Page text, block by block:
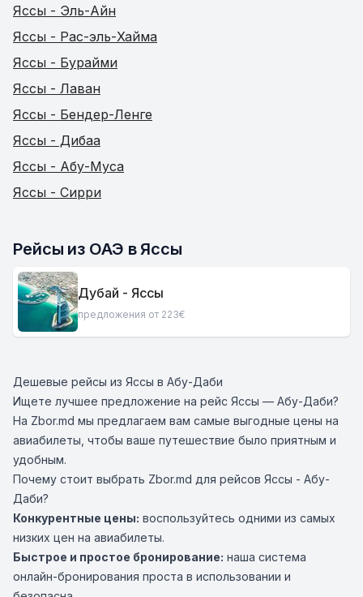
Яссы - Эль-Айн
Яссы - Рас-эль-Хайма
Яссы - Бурайми
Яссы - Лаван
Яссы - Бендер-Ленге
Яссы - Дибаа
Яссы - Абу-Муса
Яссы - Сирри
Рейсы из ОАЭ в Яссы
Дубай - Яссы
предложения от 223€
Дешевые рейсы из Яссы в Абу-Даби
Ищете лучшее предложение на рейс Яссы — Абу-Даби?
На Zbor.md мы предлагаем вам самые выгодные цены на
авиабилеты, чтобы ваше путешествие было приятным и
удобным.
Почему стоит выбрать Zbor.md для рейсов Яссы - Абу-
Даби?
Конкурентные цены: воспользуйтесь одними из самых
низких цен на авиабилеты.
Быстрое и простое бронирование: наша система
онлайн-бронирования проста в использовании и